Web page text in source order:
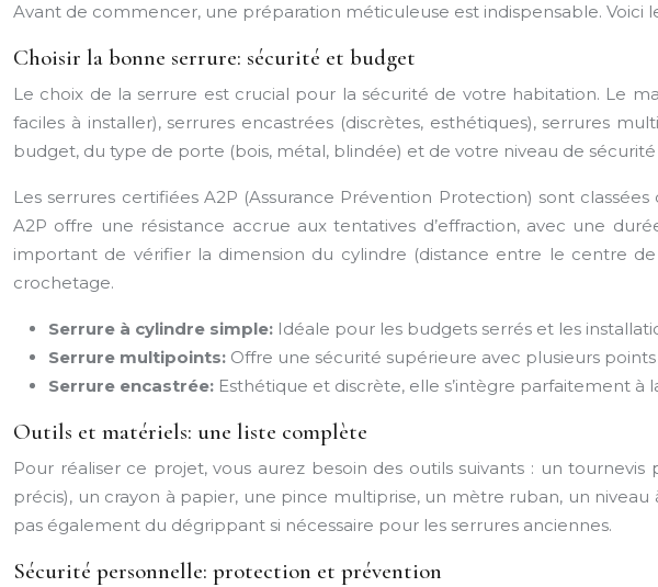
Avant de commencer, une préparation méticuleuse est indispensable. Voici
Choisir la bonne serrure: sécurité et budget
Le choix de la serrure est crucial pour la sécurité de votre habitation. Le
faciles à installer), serrures encastrées (discrètes, esthétiques), serrures
budget, du type de porte (bois, métal, blindée) et de votre niveau de
Les serrures certifiées A2P (Assurance Prévention Protection) sont
A2P offre une résistance accrue aux tentatives d’effraction, avec une
important de vérifier la dimension du cylindre (distance entre le centre
crochetage.
Serrure à cylindre simple: Idéale pour les budgets serrés et les
Serrure multipoints: Offre une sécurité supérieure avec plusieurs
Serrure encastrée: Esthétique et discrète, elle s’intègre parfaitement à
Outils et matériels: une liste complète
Pour réaliser ce projet, vous aurez besoin des outils suivants : un
précis), un crayon à papier, une pince multiprise, un mètre ruban, un
pas également du dégrippant si nécessaire pour les serrures anciennes.
Sécurité personnelle: protection et prévention